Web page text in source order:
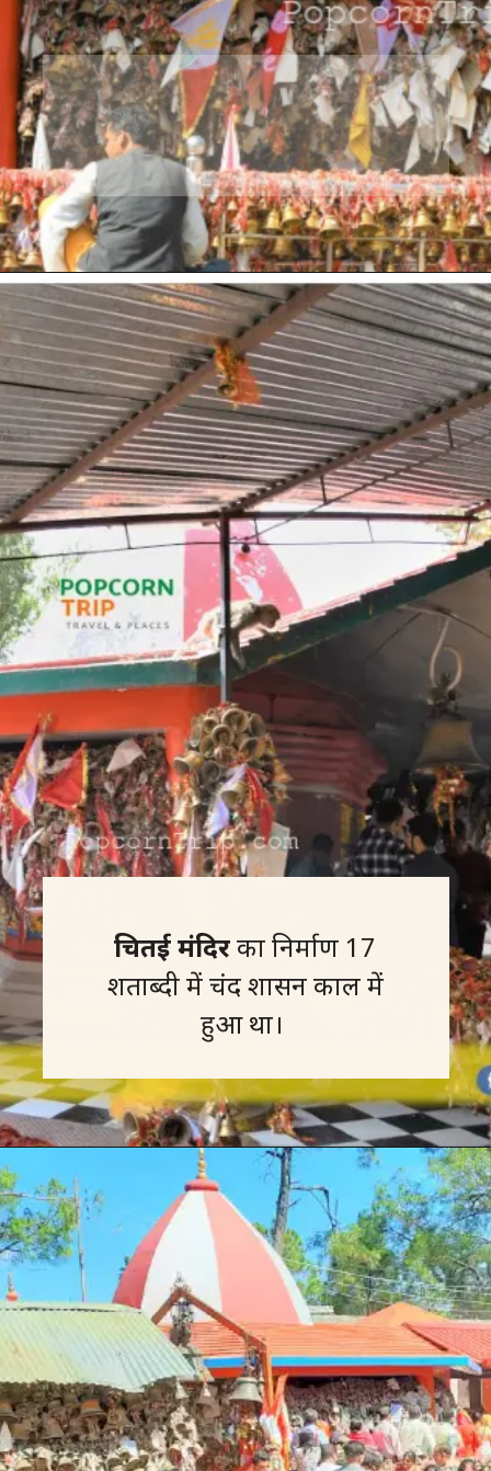
चितई गोलू मंदिर उत्तराखंड के
अल्मोड़ाजिले में स्थित धार्मिक
आस्था के केंद्र है।
चितई मंदिरका निर्माण 17
शताब्दी में चंद शासन काल में
हुआ था।